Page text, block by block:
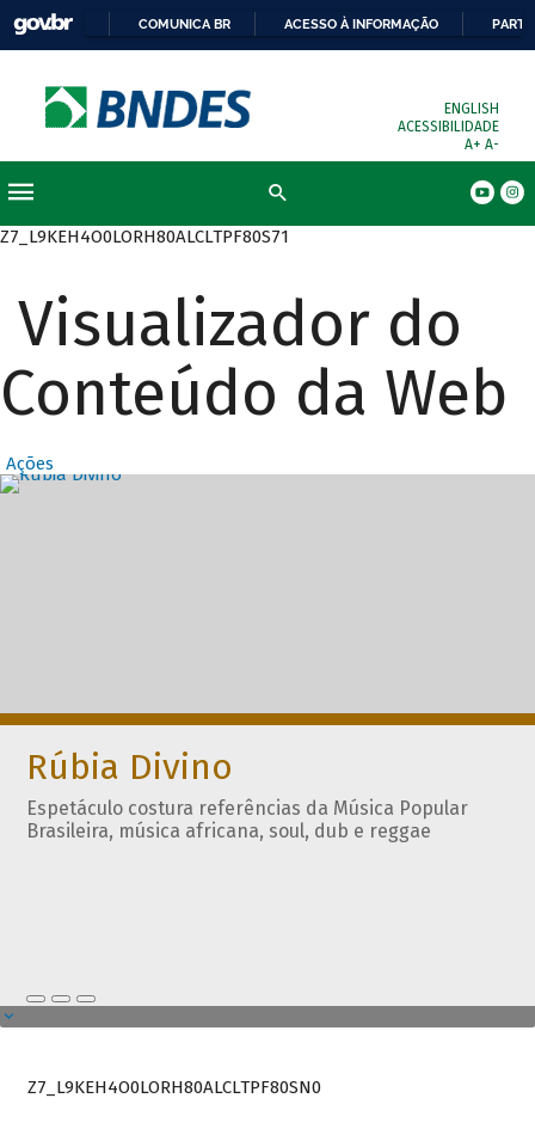
COMUNICA BR ACESSO À INFORMAÇÃO
ENGLISH
ACESSIBILIDADE
A+ A-
Z7_L9KEH4O0LORH80ALCLTPF80S71
Visualizador do
Conteúdo da Web
Ações
Destaques
Rúbia Divino
Espetáculo costura referências da Música Popular
Brasileira, música africana, soul, dub e reggae
Z7_L9KEH4O0LORH80ALCLTPF80SN0